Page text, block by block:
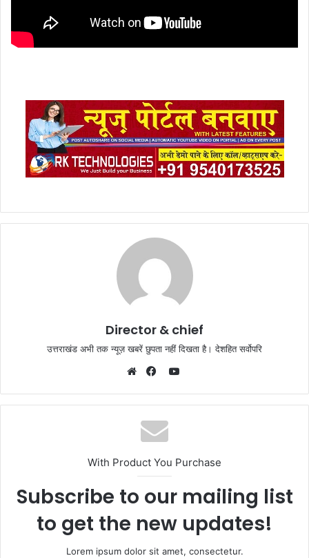
Director & chief
उत्तराखंड अभी तक न्यूज़ खबरें छुपता नहीं दिखता है। देशहित सर्वोपरि
YouTube
With Product You Purchase
Subscribe to our mailing list
to get the new updates!
Lorem ipsum dolor sit amet, consectetur.